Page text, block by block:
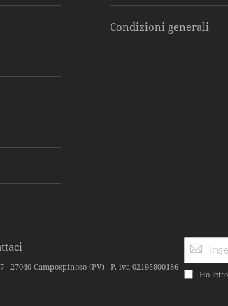
Condizioni generali
Ho
Campospinoso (PV) - P. iva 02195800186